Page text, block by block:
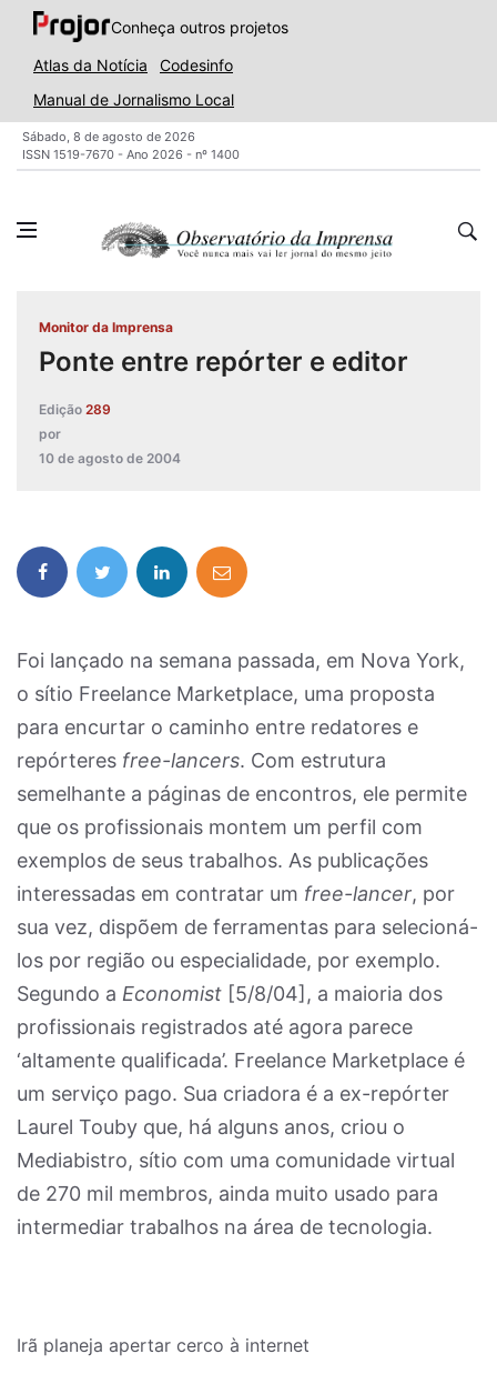
Conheça outros projetos
Atlas da Notícia
Codesinfo
Manual de Jornalismo Local
Sábado, 8 de agosto de 2026
ISSN 1519-7670 - Ano 2026 - nº 1400
Monitor da Imprensa
Ponte entre repórter e editor
Edição 289
por
10 de agosto de 2004
Foi lançado na semana passada, em Nova York,
o sítio Freelance Marketplace, uma proposta
para encurtar o caminho entre redatores e
repórteres free-lancers. Com estrutura
semelhante a páginas de encontros, ele permite
que os profissionais montem um perfil com
exemplos de seus trabalhos. As publicações
interessadas em contratar um free-lancer, por
sua vez, dispõem de ferramentas para selecioná-
los por região ou especialidade, por exemplo.
Segundo a Economist [5/8/04], a maioria dos
profissionais registrados até agora parece
‘altamente qualificada’. Freelance Marketplace é
um serviço pago. Sua criadora é a ex-repórter
Laurel Touby que, há alguns anos, criou o
Mediabistro, sítio com uma comunidade virtual
de 270 mil membros, ainda muito usado para
intermediar trabalhos na área de tecnologia.
Irã planeja apertar cerco à internet